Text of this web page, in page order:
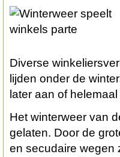
Diverse
lijden onder de
later aan of
Het winterweer van
gelaten. Door de
en secudaire wegen